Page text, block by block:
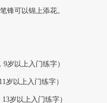
锋可以锦上添花。
岁以上入门练字）
岁以上入门练字）
岁以上入门练字）